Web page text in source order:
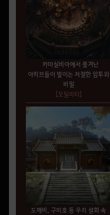
카마실비아에서 쫓겨난
아히브들이 벌이는 처절한 암투와
비밀
[오딜리타]
도깨비, 구미호 등 우리 설화 속